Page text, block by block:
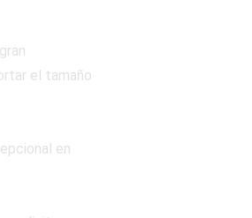
el tamaño
en